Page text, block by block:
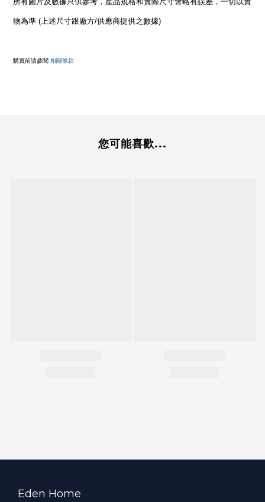
物為準 (上述尺寸跟廠方/供應商提供之數據)
購買前請參閱 相關條款
您可能喜歡...
Eden Home